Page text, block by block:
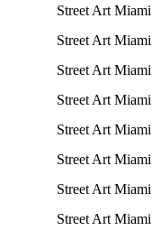
Street Art Miami
Street Art Miami
Street Art Miami
Street Art Miami
Street Art Miami
Street Art Miami
Street Art Miami
Street Art Miami